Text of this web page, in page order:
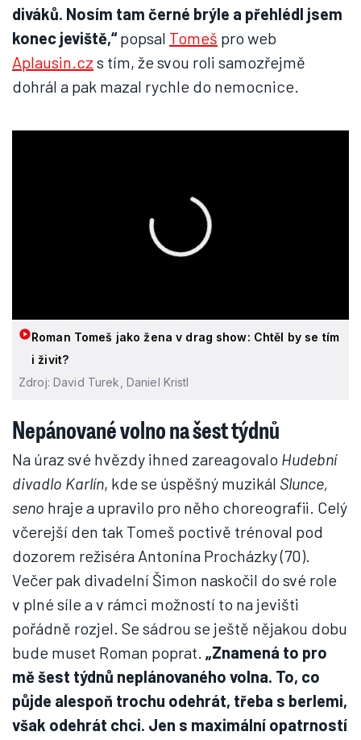
diváků. Nosím tam černé brýle a přehlédl jsem
konec jeviště,“popsal Tomeš pro web
Aplausin.cz s tím, že svou roli samozřejmě
dohrál a pak mazal rychle do nemocnice.
Roman Tomeš jako žena v drag show: Chtěl by se tím
i živit?
Zdroj: David Turek, Daniel Kristl
Nepánované volno na šest týdnů
Na úraz své hvězdy ihned zareagovalo Hudební
divadlo Karlín, kde se úspěšný muzikál Slunce,
seno hraje a upravilo pro něho choreografii. Celý
včerejší den tak Tomeš poctivě trénoval pod
dozorem režiséra Antonína Procházky (70).
Večer pak divadelní Šimon naskočil do své role
v plné síle a v rámci možností to na jevišti
pořádně rozjel. Se sádrou se ještě nějakou dobu
bude muset Roman poprat. „Znamená to pro
mě šest týdnů neplánovaného volna. To, co
půjde alespoň trochu odehrát, třeba s berlemi,
však odehrát chci. Jen s maximální opatrností